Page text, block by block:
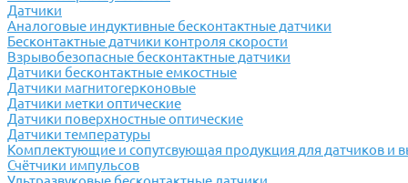
Датчики
Аналоговые индуктивные бесконтактные датчики
Бесконтактные датчики контроля скорости
Взрывобезопасные бесконтактные датчики
Датчики бесконтактные емкостные
Датчики магнитогерконовые
Датчики метки оптические
Датчики поверхностные оптические
Датчики температуры
Комплектующие и сопутсвующая продукция для датчиков и
Счётчики импульсов